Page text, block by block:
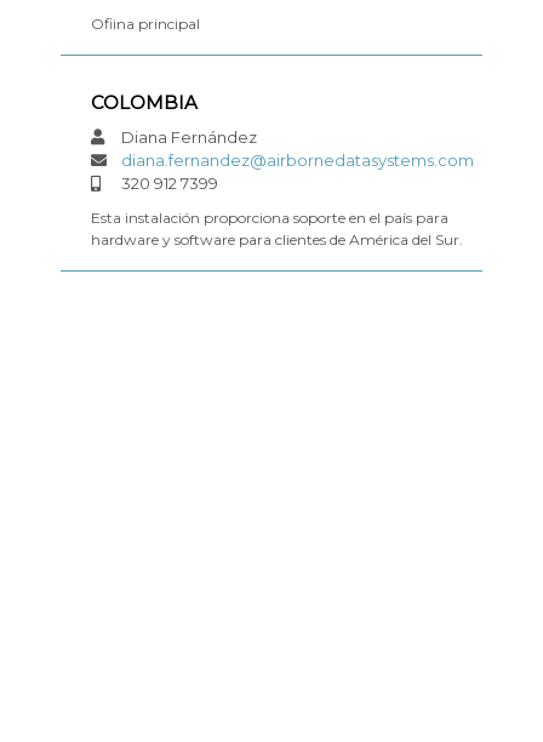
Ofiina principal
COLOMBIA
Diana Fernández
diana.fernandez@airbornedatasystems.com
320 912 7399
Esta instalación proporciona soporte en el país para
hardware y software para clientes de América del Sur.